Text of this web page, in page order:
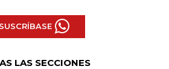
SUSCRÍBASE
LAS SECCIONES